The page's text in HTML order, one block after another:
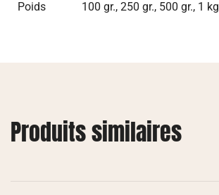
Poids 100 gr., 250 gr., 500 gr., 1 kg
Produits similaires